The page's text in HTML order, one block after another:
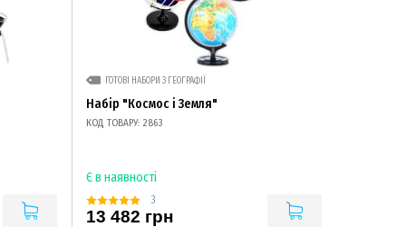
ГОТОВІ НАБОРИ З ГЕОГРАФІЇ
Набір "Космос і Земля"
КОД ТОВАРУ: 2863
Є в наявності
3
13 482 грн